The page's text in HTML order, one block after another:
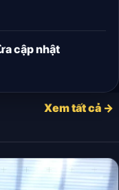
cập nhật
Xem tất cả →